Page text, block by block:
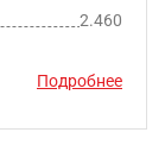
2.460
Подробнее